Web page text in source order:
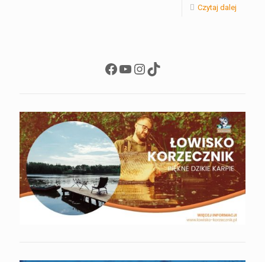
Czytaj dalej
Facebook
YouTube
Instagram
TikTok